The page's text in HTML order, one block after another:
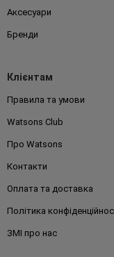
Аксесуари
Бренди
Клієнтам
Правила та умови
Watsons Club
Про Watsons
Контакти
Оплата та доставка
Політика
ЗМІ про нас